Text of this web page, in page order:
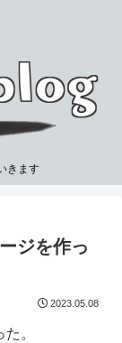
きます
ジを作っ
2023.05.08
。